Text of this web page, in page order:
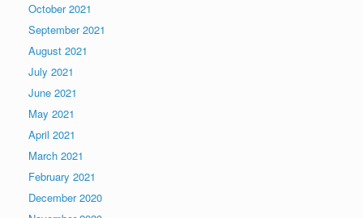
October 2021
September 2021
August 2021
July 2021
June 2021
May 2021
April 2021
March 2021
February 2021
December 2020